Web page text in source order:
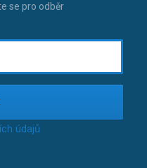
se pro odběr
údajů.